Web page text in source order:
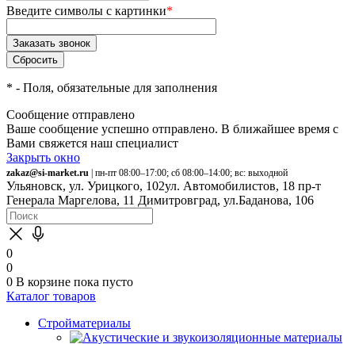
Введите символы с картинки*
* - Поля, обязательные для заполнения
Сообщение отправлено
Ваше сообщение успешно отправлено. В ближайшее время с
Вами свяжется наш специалист
Закрыть окно
zakaz@si-market.ru | пн-пт 08:00–17:00; сб 08:00–14:00; вс: выходной
Ульяновск, ул. Урицкого, 102ул. Автомобилистов, 18 пр-т
Генерала Маргелова, 11 Димитровград, ул.Баданова, 106
0
0
0 В корзине пока пусто
Каталог товаров
Стройматериалы